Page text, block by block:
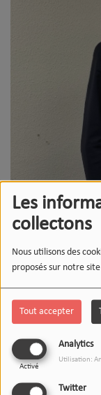
Les
collectons
Nous utilisons des
proposés sur notre
Tout accepter
Analytics
Activé
Utilisation:
Twitter